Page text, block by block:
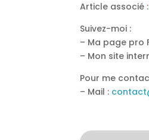
Article associé :
Suivez-moi :
– Ma page pro
– Mon site
Pour me
– Mail :